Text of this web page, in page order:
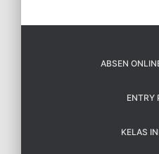
ABSEN
ENTRY
KELAS